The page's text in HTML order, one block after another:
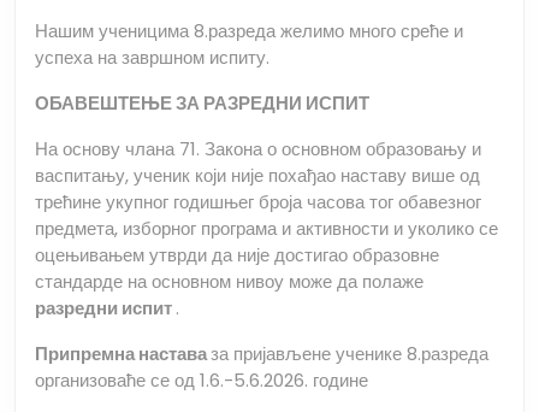
Нашим ученицима 8.разреда желимо много среће и
успеха на завршном испиту.
ОБАВЕШТЕЊЕ ЗА РАЗРЕДНИ ИСПИТ
На основу члана 71. Закона о основном образовању и
васпитању, ученик који није похађао наставу више од
трећине укупног годишњег броја часова тог обавезног
предмета, изборног програма и активности и уколико се
оцењивањем утврди да није достигао образовне
стандарде на основном нивоу може да полаже
разредни испит.
Припремна наставаза пријављене ученике 8.разреда
организоваће се од 1.6.-5.6.2026. године